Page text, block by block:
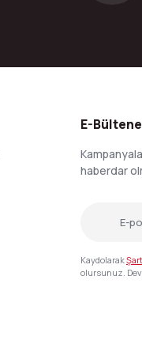
E-
haberdar
Kaydolarak
olursunuz.